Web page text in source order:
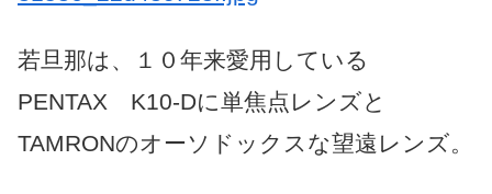
若旦那は、１０年来愛用している
PENTAX K10-Dに単焦点レンズと
TAMRONのオーソドックスな望遠レンズ。